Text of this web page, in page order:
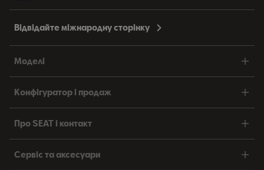
Відвідайте міжнародну сторінку
Моделі
Конфігуратор і продаж
Про SEAT і контакт
Сервіс та аксесуари